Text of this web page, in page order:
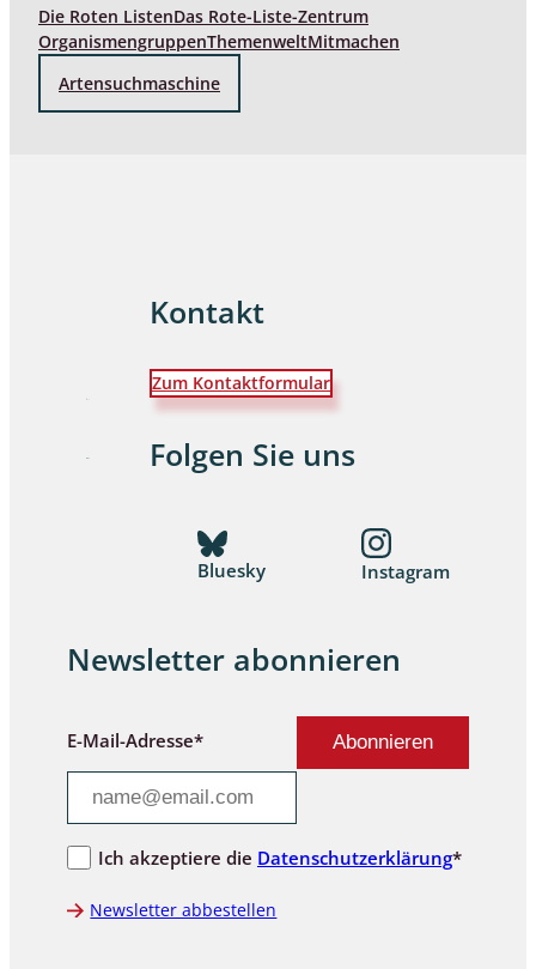
Die Roten ListenDas Rote-Liste-Zentrum
OrganismengruppenThemenweltMitmachen
Artensuchmaschine
Kontakt
Zum Kontaktformular
Folgen Sie uns
Bluesky Instagram
Newsletter abonnieren
E-Mail-Adresse*
Ich akzeptiere die Datenschutzerklärung*
Newsletter abbestellen